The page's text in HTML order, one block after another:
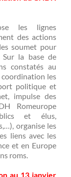
les lignes
des actions
soumet pour
la base de
constatés au
coordination les
politique et
impulse des
Romeurope
et élus,
organise les
liens avec les
et en Europe
roms.
au 13 janvier